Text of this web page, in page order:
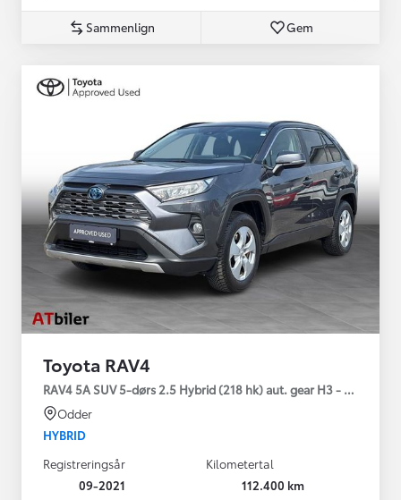
Sammenlign Gem
Toyota RAV4
RAV4 5A SUV 5-dørs 2.5 Hybrid (218 hk) aut. gear H3 - Comfort
Odder
HYBRID
Registreringsår
09-2021
Kilometertal
112.400 km